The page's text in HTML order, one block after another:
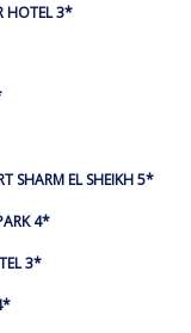
HOTEL 3*
SHARM EL SHEIKH 5*
4*
3*